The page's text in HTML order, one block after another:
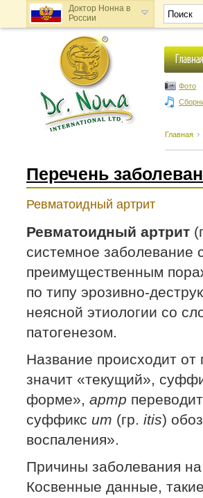
Доктор Нонна в
России
Доктор Нонна в
Украине
Фото
Главная
Перечень
Ревматоидный артрит
Ревматоидный артрит
системное заболевание
преимущественным
по типу эрозивно-
неясной этиологии со
патогенезом.
Название происходит от
значит «текущий»,
форме», артр
суффикс ит (гр. itis)
воспаления».
Причины заболевания
Косвенные данные,